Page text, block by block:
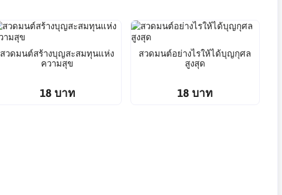
สวดมนต์สร้างบุญสะสมทุนแห่ง
ความสุข
18 บาท
สวดมนต์อย่างไรให้ได้บุญกุศล
สูงสุด
18 บาท